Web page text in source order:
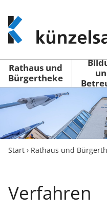
www.kuenzelsau.de
(zur
Startseite)
Rathaus und
Bürgertheke
Start › Rathaus und
Verfahren